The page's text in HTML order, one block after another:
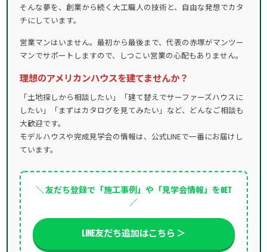
そんな夢を、創業から続く大工職人の技術と、自由な発想でカタ
チにしています。
営業マンはいません。最初から最後まで、代表の赤塚がマンツー
マンでサポートしますので、しつこい営業の心配もありません。
理想のアメリカンハウスを建てませんか？
「土地探しから相談したい」「建て替えでサーファーズハウスに
したい」「まずはカタログを見てみたい」など、どんなご相談も
大歓迎です。
モデルハウスや完成見学会の情報は、公式LINEで一番にお届けし
ています。
＼ 友だち登録で「施工事例」や「見学会情報」をGET
／
LINE友だち追加はこちら ＞